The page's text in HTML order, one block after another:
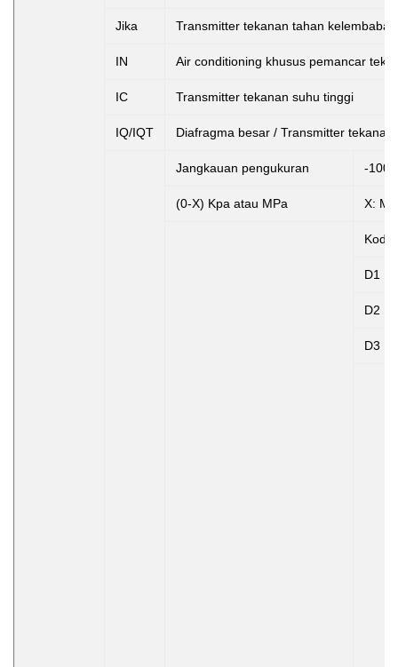
Jika Transmitter tekanan tahan kelembaban
IN Air conditioning khusus pemancar
IC Transmitter tekanan suhu tinggi
IQ/IQT Diafragma besar / Transmitter tekanan
Jangkauan pengukuran -
(0-X) Kpa atau MPa X:
Kode
D1
D2
D3